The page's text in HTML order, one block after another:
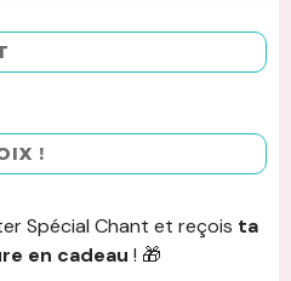
!
Spécial Chant et reçois ta
en cadeau ! 🎁